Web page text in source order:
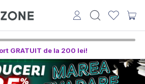
GRATUIT de la 200 lei!